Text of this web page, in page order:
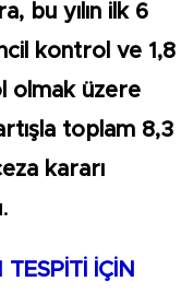
bu yılın ilk 6
kontrol ve 1,8
olmak üzere
toplam 8,3
kararı
İÇİN